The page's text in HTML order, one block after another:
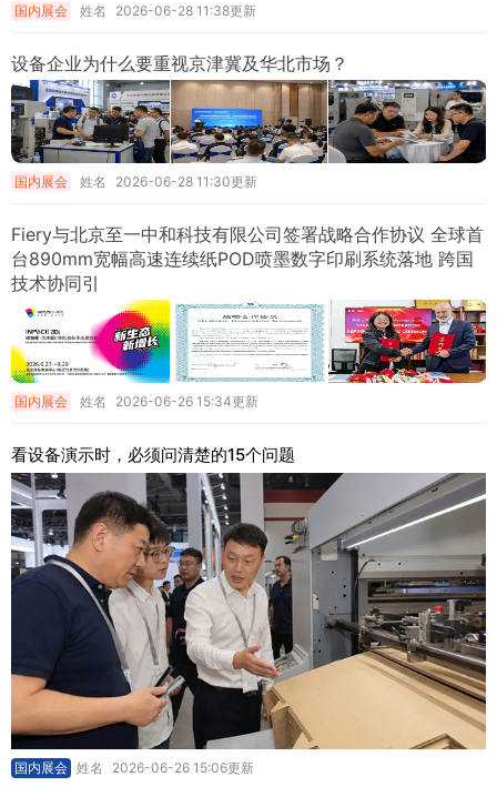
国内展会 姓名 2026-06-28 11:38更新
设备企业为什么要重视京津冀及华北市场？
国内展会 姓名 2026-06-28 11:30更新
Fiery与北京至一中和科技有限公司签署战略合作协议 全球首
台890mm宽幅高速连续纸POD喷墨数字印刷系统落地 跨国
技术协同引
国内展会 姓名 2026-06-26 15:34更新
看设备演示时，必须问清楚的15个问题
国内展会 姓名 2026-06-26 15:06更新